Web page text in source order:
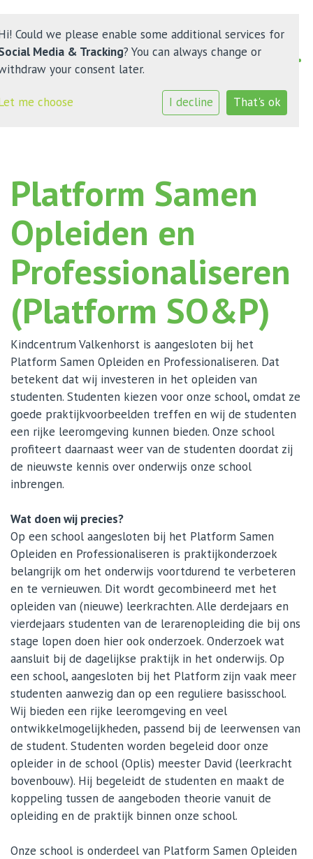
Home
Plateau Kinderopvang
Ouders
Contact
Werken bij
Platform Samen
Opleiden en
Professionaliseren
(Platform SO&P)
Kindcentrum Valkenhorst is aangesloten bij het
Platform Samen Opleiden en Professionaliseren. Dat
betekent dat wij investeren in het opleiden van
studenten. Studenten kiezen voor onze school, omdat ze
goede praktijkvoorbeelden treffen en wij de studenten
een rijke leeromgeving kunnen bieden. Onze school
profiteert daarnaast weer van de studenten doordat zij
de nieuwste kennis over onderwijs onze school
inbrengen.
Wat doen wij precies?
Op een school aangesloten bij het Platform Samen
Opleiden en Professionaliseren is praktijkonderzoek
belangrijk om het onderwijs voortdurend te verbeteren
en te vernieuwen. Dit wordt gecombineerd met het
opleiden van (nieuwe) leerkrachten. Alle derdejaars en
vierdejaars studenten van de lerarenopleiding die bij ons
stage lopen doen hier ook onderzoek. Onderzoek wat
aansluit bij de dagelijkse praktijk in het onderwijs. Op
een school, aangesloten bij het Platform zijn vaak meer
studenten aanwezig dan op een reguliere basisschool.
Wij bieden een rijke leeromgeving en veel
ontwikkelmogelijkheden, passend bij de leerwensen van
de student. Studenten worden begeleid door onze
opleider in de school (Oplis) meester David (leerkracht
bovenbouw). Hij begeleidt de studenten en maakt de
koppeling tussen de aangeboden theorie vanuit de
opleiding en de praktijk binnen onze school.
Onze school is onderdeel van Platform Samen Opleiden
Could we please enable some additional services for
Media & Tracking? You can always change or
your consent later.
me choose I decline That's ok